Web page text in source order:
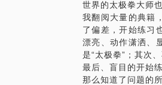
世界的太极拳大师
我翻阅大量的典籍
了偏差，开始练习
漂亮、动作潇洒、
是“太极拳”；其次
最后、盲目的开始
那么知道了问题的